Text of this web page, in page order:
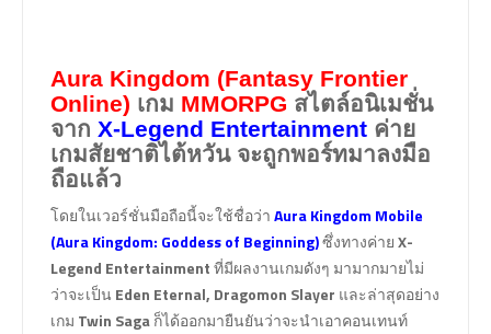
Aura Kingdom (Fantasy Frontier
Online) เกม MMORPG สไตล์อนิเมชั่น
จาก X-Legend Entertainment ค่าย
เกมสัยชาติไต้หวัน จะถูกพอร์ทมาลงมือ
ถือแล้ว
โดยในเวอร์ชั่นมือถือนี้จะใช้ชื่อว่าAura Kingdom Mobile
(Aura Kingdom: Goddess of Beginning)ซึ่งทางค่ายX-
Legend Entertainmentที่มีผลงานเกมดังๆ มามากมายไม่
ว่าจะเป็น Eden Eternal, Dragomon Slayer และล่าสุดอย่าง
เกม Twin Sagaก็ได้ออกมายืนยันว่าจะนำเอาคอนเทนท์